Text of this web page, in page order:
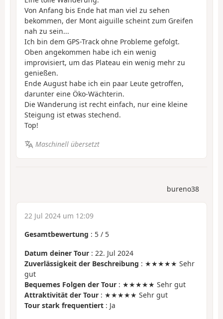
Von Anfang bis Ende hat man viel zu sehen
bekommen, der Mont aiguille scheint zum Greifen
nah zu sein...
Ich bin dem GPS-Track ohne Probleme gefolgt.
Oben angekommen habe ich ein wenig
improvisiert, um das Plateau ein wenig mehr zu
genießen.
Ende August habe ich ein paar Leute getroffen,
darunter eine Öko-Wächterin.
Die Wanderung ist recht einfach, nur eine kleine
Steigung ist etwas stechend.
Top!
Maschinell übersetzt
bureno38
22 Jul 2024 um 12:09
Gesamtbewertung : 5 / 5
Datum deiner Tour : 22. Jul 2024
Zuverlässigkeit der Beschreibung : ★★★★★ Sehr
gut
Bequemes Folgen der Tour : ★★★★★ Sehr gut
Attraktivität der Tour : ★★★★★ Sehr gut
Tour stark frequentiert : Ja